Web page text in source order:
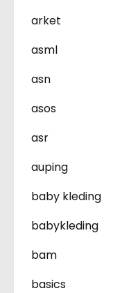
arket
asml
asn
asos
asr
auping
baby kleding
babykleding
bam
basics